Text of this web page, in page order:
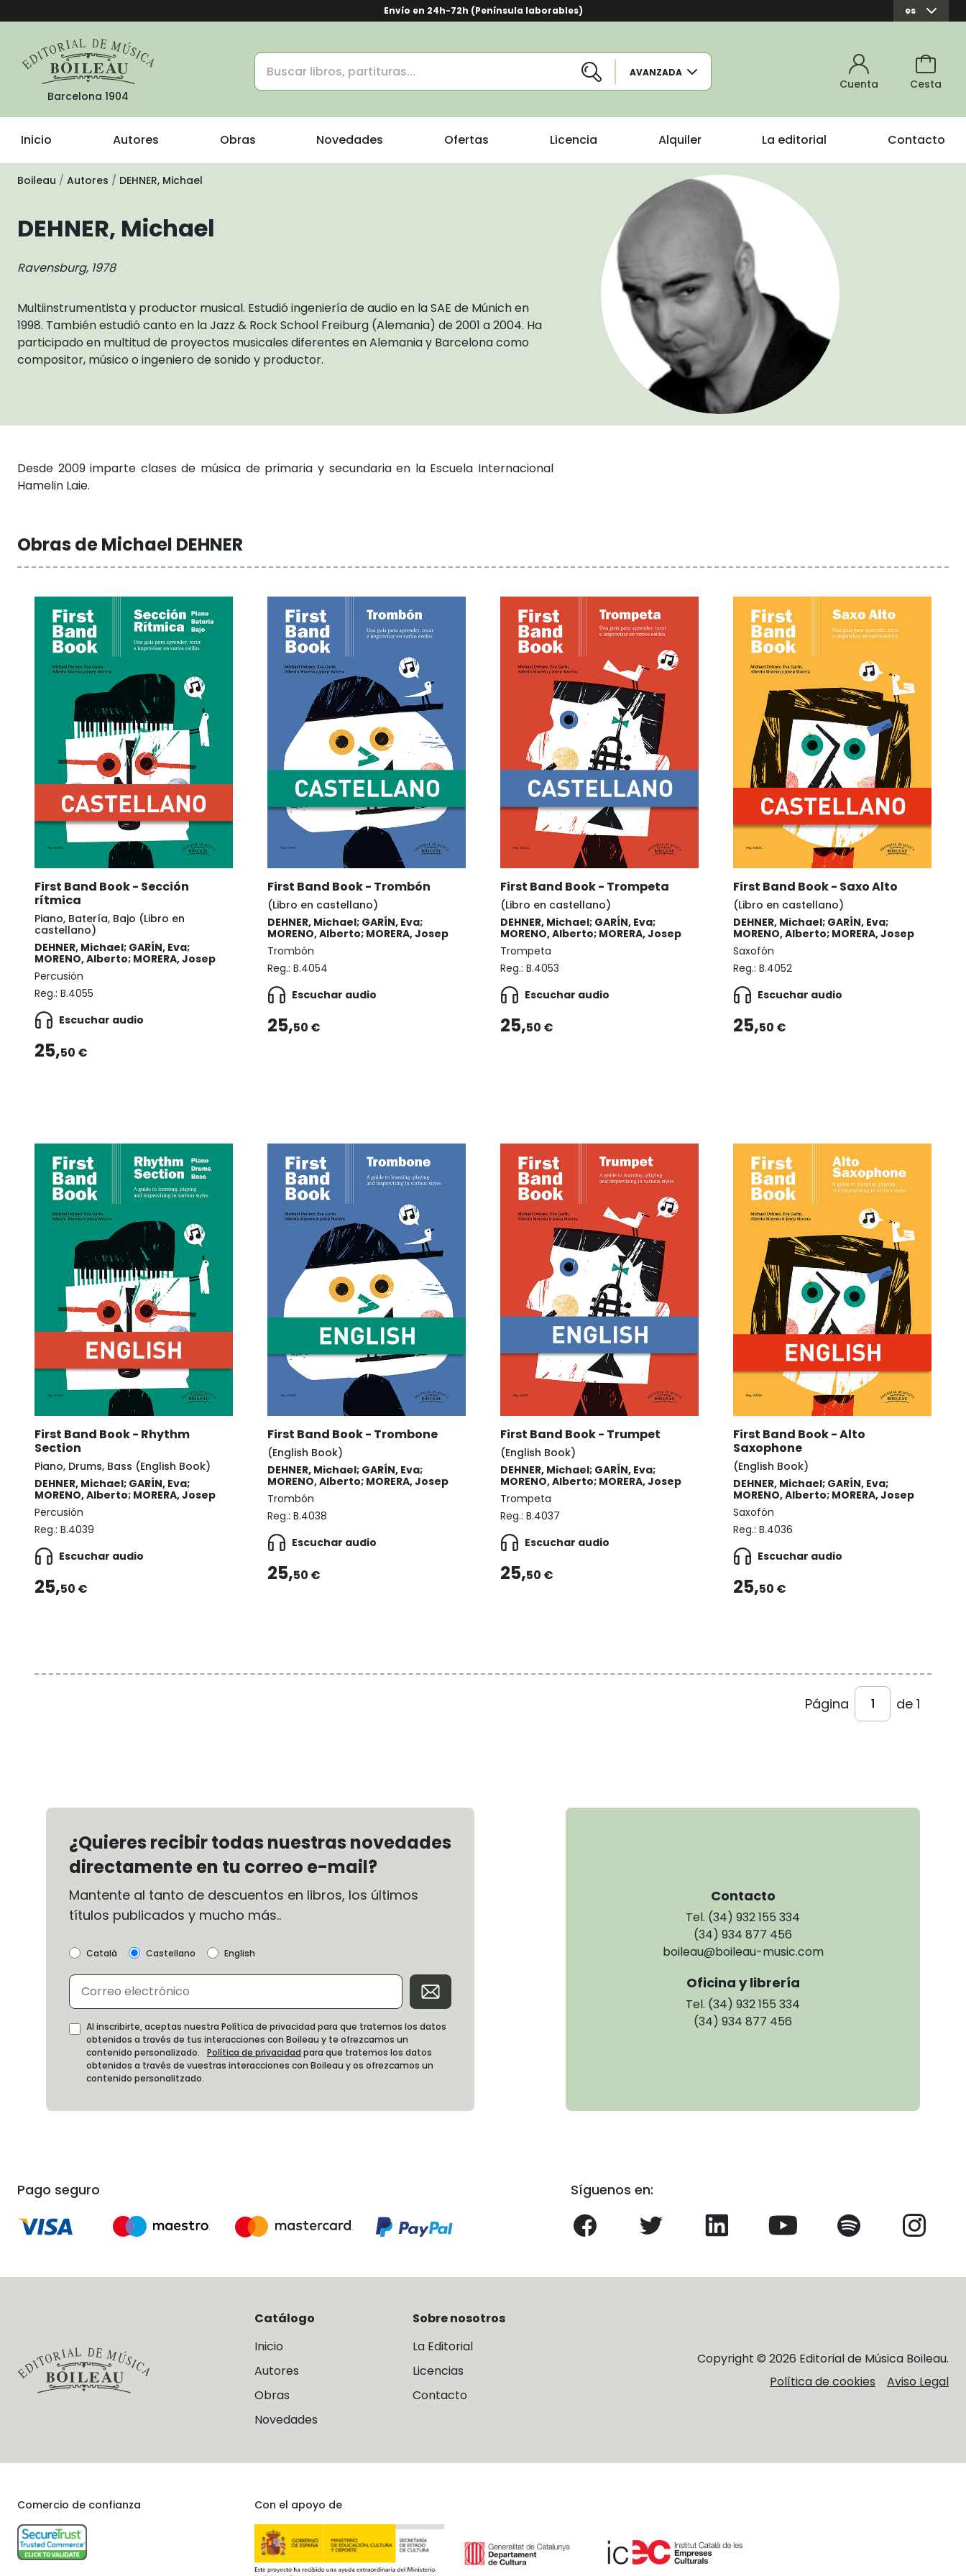
Envío en 24h-72h (Península laborables) es
Barcelona 1904
AVANZADA
Cuenta Cesta
Inicio Autores Obras Novedades Ofertas Licencia Alquiler La editorial Contacto
Boileau Autores DEHNER, Michael
DEHNER, Michael
Ravensburg, 1978
Multiinstrumentista y productor musical. Estudió ingeniería de audio en la SAE de Múnich en
1998. También estudió canto en la Jazz & Rock School Freiburg (Alemania) de 2001 a 2004. Ha
participado en multitud de proyectos musicales diferentes en Alemania y Barcelona como
compositor, músico o ingeniero de sonido y productor.
Desde 2009 imparte clases de música de primaria y secundaria en la Escuela Internacional
Hamelin Laie.
Obras de Michael DEHNER
First Band Book - Sección
rítmica
Piano, Batería, Bajo (Libro en
castellano)
DEHNER, Michael; GARÍN, Eva;
MORENO, Alberto; MORERA, Josep
Percusión
Reg.: B.4055
Escuchar audio
25,50 €
First Band Book - Trombón
(Libro en castellano)
DEHNER, Michael; GARÍN, Eva;
MORENO, Alberto; MORERA, Josep
Trombón
Reg.: B.4054
Escuchar audio
25,50 €
First Band Book - Trompeta
(Libro en castellano)
DEHNER, Michael; GARÍN, Eva;
MORENO, Alberto; MORERA, Josep
Trompeta
Reg.: B.4053
Escuchar audio
25,50 €
First Band Book - Saxo Alto
(Libro en castellano)
DEHNER, Michael; GARÍN, Eva;
MORENO, Alberto; MORERA, Josep
Saxofón
Reg.: B.4052
Escuchar audio
25,50 €
First Band Book - Rhythm
Section
Piano, Drums, Bass (English Book)
DEHNER, Michael; GARÍN, Eva;
MORENO, Alberto; MORERA, Josep
Percusión
Reg.: B.4039
Escuchar audio
25,50 €
First Band Book - Trombone
(English Book)
DEHNER, Michael; GARÍN, Eva;
MORENO, Alberto; MORERA, Josep
Trombón
Reg.: B.4038
Escuchar audio
25,50 €
First Band Book - Trumpet
(English Book)
DEHNER, Michael; GARÍN, Eva;
MORENO, Alberto; MORERA, Josep
Trompeta
Reg.: B.4037
Escuchar audio
25,50 €
First Band Book - Alto
Saxophone
(English Book)
DEHNER, Michael; GARÍN, Eva;
MORENO, Alberto; MORERA, Josep
Saxofón
Reg.: B.4036
Escuchar audio
25,50 €
Página de 1
¿Quieres recibir todas nuestras novedades
directamente en tu correo e-mail?
Mantente al tanto de descuentos en libros, los últimos
títulos publicados y mucho más..
Català Castellano English
Al inscribirte, aceptas nuestra Política de privacidad para que tratemos los datos
obtenidos a través de tus interacciones con Boileau y te ofrezcamos un
contenido personalizado. Política de privacidad para que tratemos los datos
obtenidos a través de vuestras interacciones con Boileau y os ofrezcamos un
contenido personalitzado.
Contacto
Tel. (34) 932 155 334
(34) 934 877 456
boileau@boileau-music.com
Oficina y librería
Tel. (34) 932 155 334
(34) 934 877 456
Pago seguro Síguenos en:
Catálogo
Inicio
Autores
Obras
Novedades
Sobre nosotros
La Editorial
Licencias
Contacto
Copyright © 2026 Editorial de Música Boileau.
Política de cookies
Aviso Legal
Comercio de confianza Con el apoyo de